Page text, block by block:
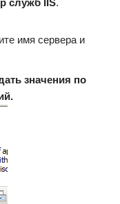
служб IIS.
имя сервера и
значения по